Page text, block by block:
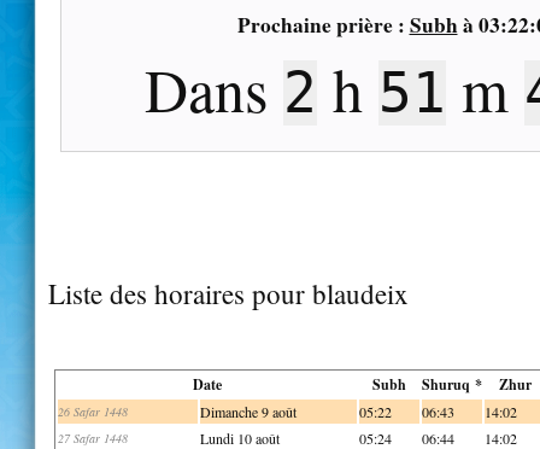
Prochaine prière : Subhà
Dans 2 h 51 m
Liste des horaires pour blaudeix
Date Subh Shuruq * Zhur
26 Safar 1448 Dimanche 9 août 05:22 06:43 14:02
27 Safar 1448 Lundi 10 août 05:24 06:44 14:02